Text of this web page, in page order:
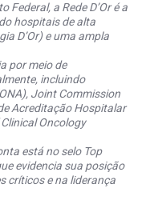
a Rede D’Or é a
hospitais de alta
D’Or) e uma ampla
por meio de
incluindo
Joint Commission
Acreditação Hospitalar
Oncology
está no selo Top
evidencia sua posição
críticos e na liderança